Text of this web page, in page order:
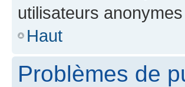
utilisateurs
Haut
Problèmes de